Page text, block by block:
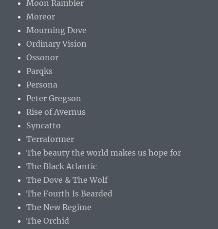
Moon Rambler
Moreor
Mourning Dove
Ordinary Vision
Ossonor
Parqks
Persona
Peter Gregson
Rise of Avernus
Syncatto
Terraformer
The beauty the world makes us hope for
The Black Atlantic
The Dove & The Wolf
The Fourth Is Bearded
The New Regime
The Orchid